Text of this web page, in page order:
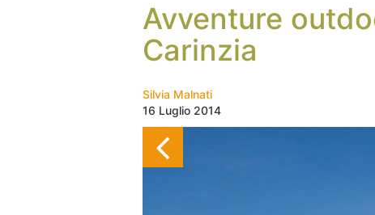
Avventure
Carinzia
Silvia Malnati
16 Luglio 2014